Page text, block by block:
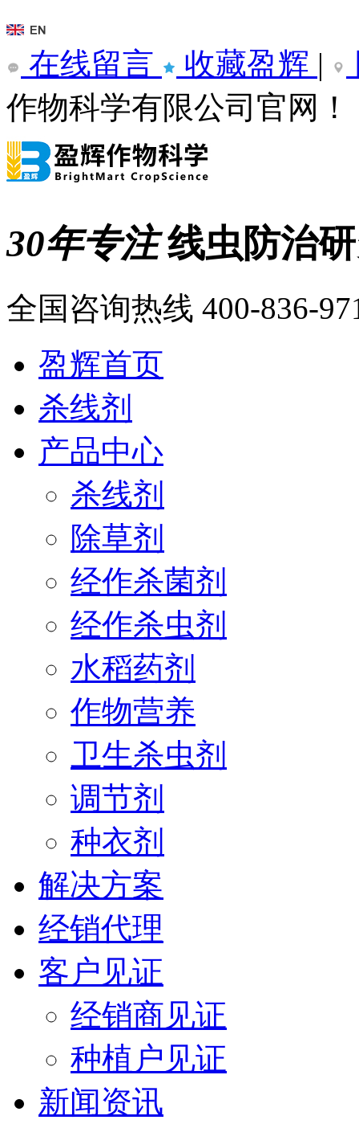
在线留言 收藏盈辉 |
作物科学有限公司官网！
30年专注线虫防治
全国咨询热线 400-836-
盈辉首页
杀线剂
产品中心
杀线剂
除草剂
经作杀菌剂
经作杀虫剂
水稻药剂
作物营养
卫生杀虫剂
调节剂
种衣剂
解决方案
经销代理
客户见证
经销商见证
种植户见证
新闻资讯